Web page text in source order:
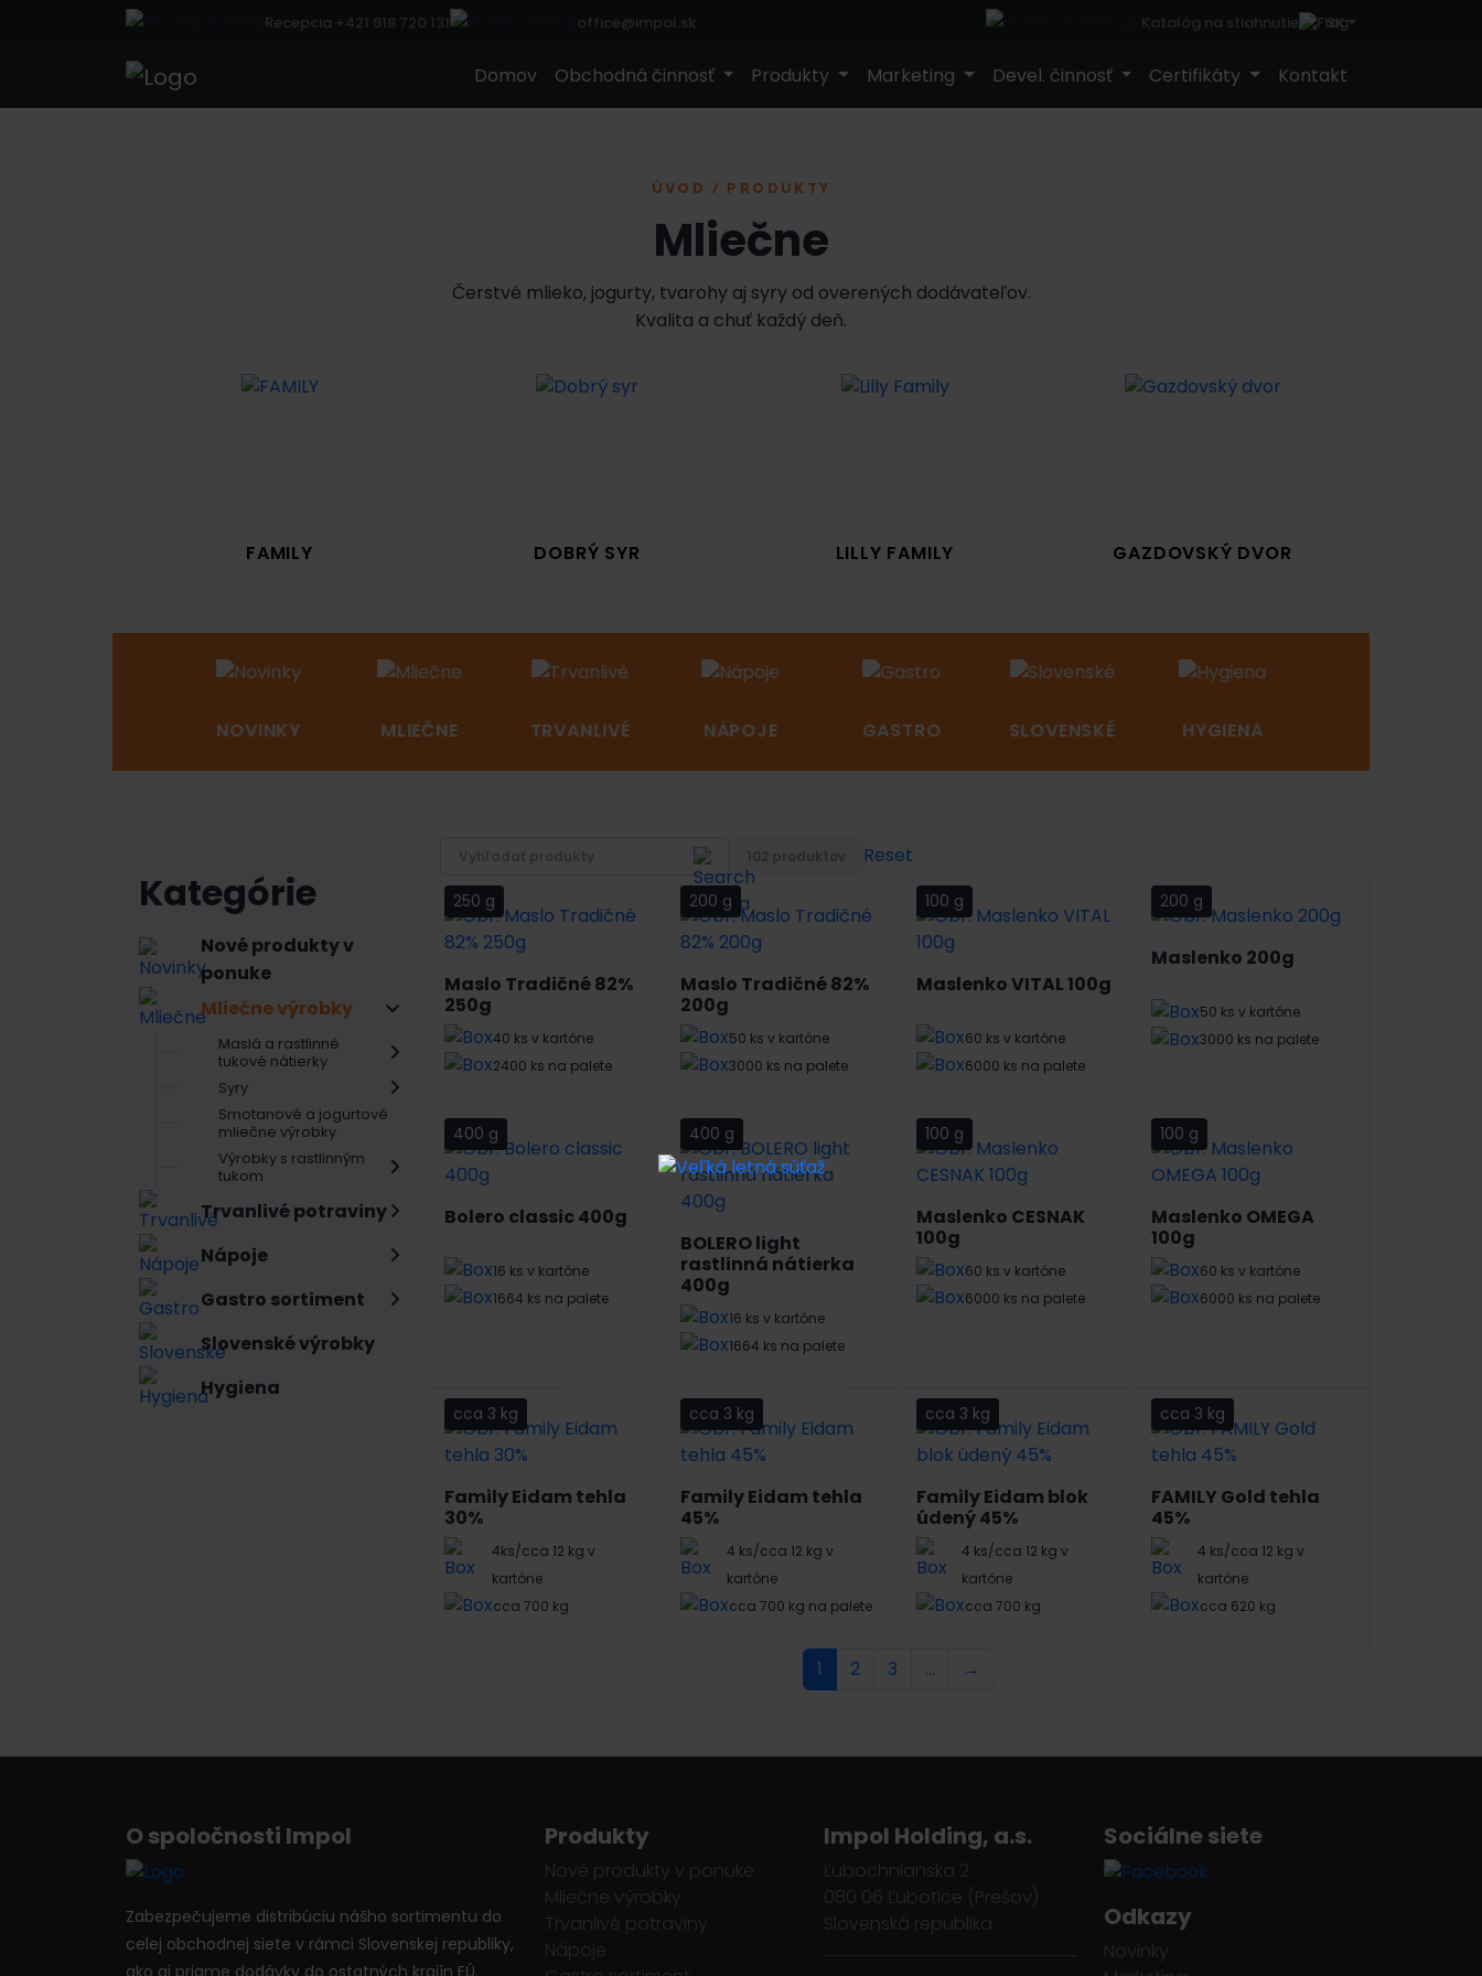
Recepcia +421 918 720 131 office@impol.sk Katalóg na stiahnutie SK
Domov Obchodná činnosť Produkty Marketing Devel. činnosť Certifikáty Kontakt
ÚVOD / PRODUKTY
Mliečne
Čerstvé mlieko, jogurty, tvarohy aj syry od overených dodávateľov.
Kvalita a chuť každý deň.
FAMILY DOBRÝ SYR LILLY FAMILY GAZDOVSKÝ DVOR
NOVINKY MLIEČNE TRVANLIVÉ NÁPOJE GASTRO SLOVENSKÉ HYGIENA
Kategórie
Nové produkty v
ponuke
Mliečne výrobky
Maslá a rastlinné
tukové nátierky
Syry
Smotanové a jogurtové
mliečne výrobky
Výrobky s rastlinným
tukom
Trvanlivé potraviny
Nápoje
Gastro sortiment
Slovenské výrobky
Hygiena
Reset
250 g
Maslo Tradičné 82%
250g
40 ks v kartóne
2400 ks na palete
200 g
Maslo Tradičné 82%
200g
50 ks v kartóne
3000 ks na palete
100 g
Maslenko VITAL 100g
60 ks v kartóne
6000 ks na palete
200 g
Maslenko 200g
50 ks v kartóne
3000 ks na palete
400 g
Bolero classic 400g
16 ks v kartóne
1664 ks na palete
400 g
BOLERO light
rastlinná nátierka
400g
16 ks v kartóne
1664 ks na palete
100 g
Maslenko CESNAK
100g
60 ks v kartóne
6000 ks na palete
100 g
Maslenko OMEGA
100g
60 ks v kartóne
6000 ks na palete
cca 3 kg
Family Eidam tehla
30%
4ks/cca 12 kg v
kartóne
cca 700 kg
cca 3 kg
Family Eidam tehla
45%
4 ks/cca 12 kg v
kartóne
cca 700 kg na palete
cca 3 kg
Family Eidam blok
údený 45%
4 ks/cca 12 kg v
kartóne
cca 700 kg
cca 3 kg
FAMILY Gold tehla
45%
4 ks/cca 12 kg v
kartóne
cca 620 kg
1 2 3 … →
O spoločnosti Impol
Zabezpečujeme distribúciu nášho sortimentu do
celej obchodnej siete v rámci Slovenskej republiky,
ako aj priame dodávky do ostatných krajín EÚ.
Produkty
Nové produkty v ponuke
Mliečne výrobky
Trvanlivé potraviny
Nápoje
Impol Holding, a.s.
Ľubochnianska 2
080 06 Ľubotice (Prešov)
Slovenská republika
Sociálne siete
Odkazy
Novinky